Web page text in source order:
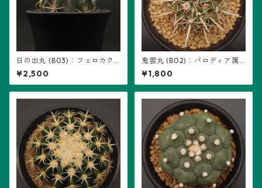
日の出丸 (B03)：フェロカク
タス属 ※実生
¥2,500
鬼雲丸 (B02)：パロディア属
※実生
¥1,800